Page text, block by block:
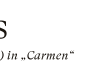
in „Carmen“